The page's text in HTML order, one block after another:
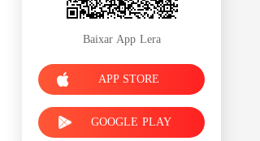
Baixar App Lera
APP STORE
GOOGLE PLAY